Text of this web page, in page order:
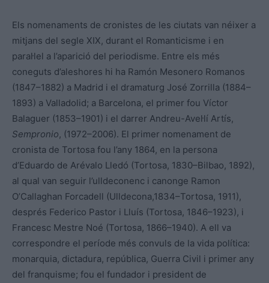
Els nomenaments de cronistes de les ciutats van néixer a
mitjans del segle XIX, durant el Romanticisme i en
paral·lel a l’aparició del periodisme. Entre els més
coneguts d’aleshores hi ha Ramón Mesonero Romanos
(1847–1882) a Madrid i el dramaturg José Zorrilla (1884–
1893) a Valladolid; a Barcelona, el primer fou Víctor
Balaguer (1853–1901) i el darrer Andreu-Avel·lí Artís,
Sempronio, (1972–2006). El primer nomenament de
cronista de Tortosa fou l’any 1864, en la persona
d’Eduardo de Arévalo Lledó (Tortosa, 1830–Bilbao, 1892),
al qual van seguir l’ulldeconenc i canonge Ramon
O’Callaghan Forcadell (Ulldecona,1834–Tortosa, 1911),
després Federico Pastor i Lluís (Tortosa, 1846–1923), i
Francesc Mestre Noé (Tortosa, 1866–1940). A ell va
correspondre el període més convuls de la vida política:
monarquia, dictadura, república, Guerra Civil i primer any
del franquisme; fou el fundador i president de